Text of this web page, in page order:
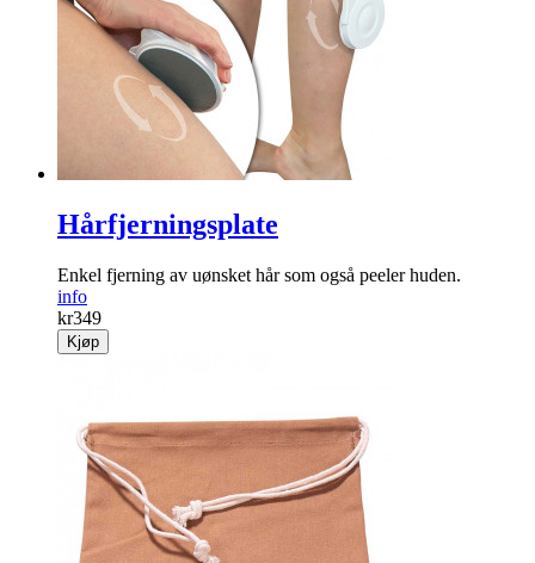
Hårfjerningsplate
Enkel fjerning av uønsket hår som også peeler huden.
info
kr349
Kjøp